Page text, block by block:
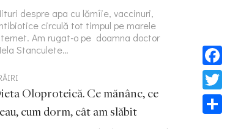
despre apa cu lămîie, vaccinuri,
circulă tot timpul pe marele
Am rugat-o pe doamna doctor
Stanculete…
Oloproteică. Ce mănânc, ce
cum dorm, cât am slăbit